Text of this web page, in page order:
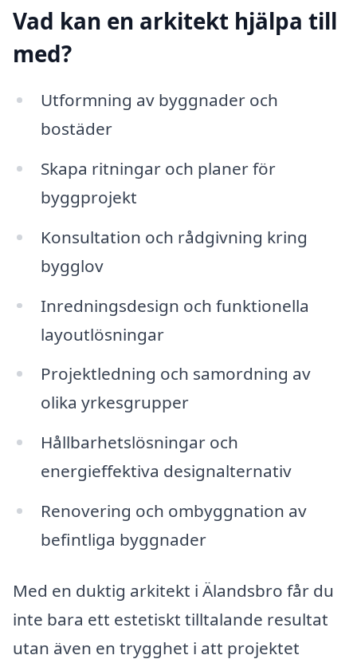
Vad kan en arkitekt hjälpa till
med?
Utformning av byggnader och
bostäder
Skapa ritningar och planer för
byggprojekt
Konsultation och rådgivning kring
bygglov
Inredningsdesign och funktionella
layoutlösningar
Projektledning och samordning av
olika yrkesgrupper
Hållbarhetslösningar och
energieffektiva designalternativ
Renovering och ombyggnation av
befintliga byggnader
Med en duktig arkitekt i Älandsbro får du
inte bara ett estetiskt tilltalande resultat
utan även en trygghet i att projektet